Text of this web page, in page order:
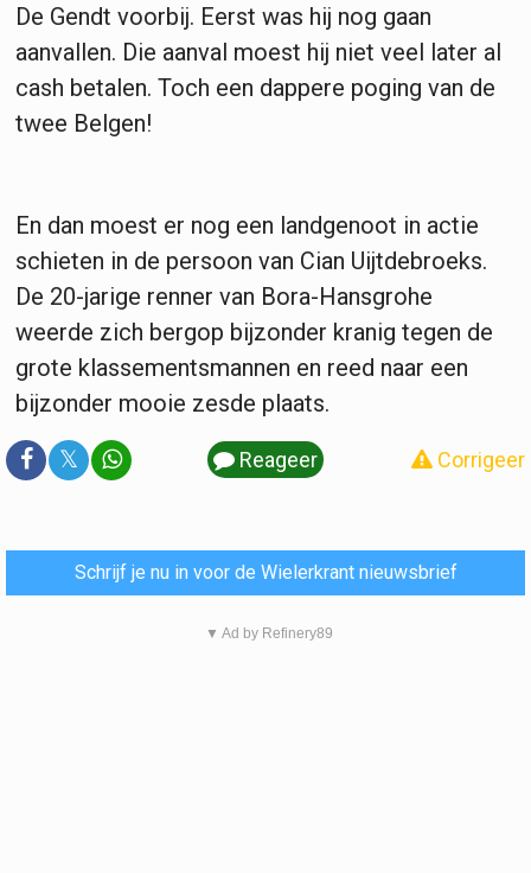
De Gendt voorbij. Eerst was hij nog gaan
aanvallen. Die aanval moest hij niet veel later al
cash betalen. Toch een dappere poging van de
twee Belgen!
En dan moest er nog een landgenoot in actie
schieten in de persoon van Cian Uijtdebroeks.
De 20-jarige renner van Bora-Hansgrohe
weerde zich bergop bijzonder kranig tegen de
grote klassementsmannen en reed naar een
bijzonder mooie zesde plaats.
𝕏 Reageer Corrigeer
Schrijf je nu in voor de Wielerkrant nieuwsbrief
▼ Ad by Refinery89